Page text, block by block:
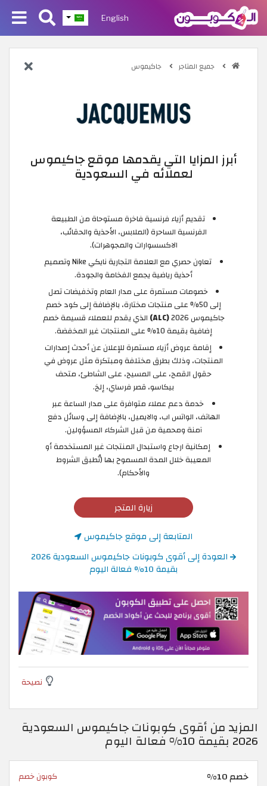
English
جميع المتاجر جاكيموس
أبرز المزايا التي يقدمها موقع جاكيموس
لعملائه في السعودية
تقديم أزياء فرنسية فاخرة مستوحاة من الطبيعة
الفرنسية الساحرة (الملابس، الأحذية والحقائب،
الاكسسوارات والمجوهرات).
تعاون حصري مع العلامة التجارية نايكي Nike وتصميم
أحذية رياضية يجمع الفخامة والجودة.
خصومات مستمرة على مدار العام وتخفيضات تصل
إلى 50% على منتجات مختارة، بالإضافة إلى كود خصم
جاكيموس 2026
(ALC)
الذي يقدم للعملاء قسيمة خصم
إضافية بقيمة 10% على المنتجات غير المخفضة.
إقامة عروض أزياء مستمرة للإعلان عن أحدث إصدارات
المنتجات، وذلك بطرق مختلفة ومبتكرة مثل عروض في
حقول القمح، على المسيح، على الشاطئ، متحف
بيكاسو، قصر فرساي، إلخ.
خدمة دعم عملاء متوافرة على مدار الساعة عبر
الهاتف، الواتس اب، والايميل، بالإضافة إلى وسائل دفع
آمنة ومحمية من قبل الشركاء المسؤولين.
إمكانية ارجاع واستبدال المنتجات غير المستخدمة أو
المعيبة خلال المدة المسموح بها (تُطبق الشروط
والأحكام).
زيارة المتجر
المتابعة إلى موقع جاكيموس
العودة إلى أقوى كوبونات جاكيموس السعودية 2026
بقيمة 10% فعالة اليوم
نصيحة
المزيد من أقوى كوبونات جاكيموس السعودية
2026 بقيمة 10% فعالة اليوم
خصم 10% كوبون خصم